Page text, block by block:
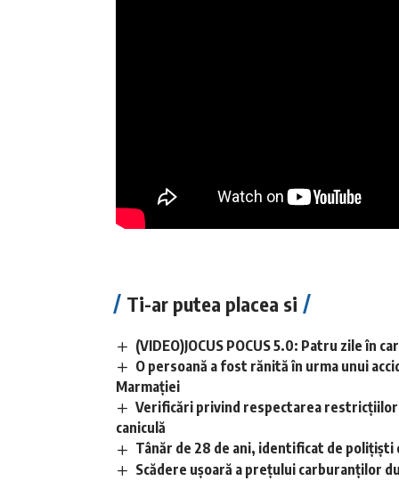
Ti-ar putea placea si
(VIDEO)JOCUS POCUS 5.0: Patru zile în
O persoană a fost rănită în urma unui
Marmației
Verificări privind respectarea
caniculă
Tânăr de 28 de ani, identificat de
Scădere ușoară a prețului carburanților